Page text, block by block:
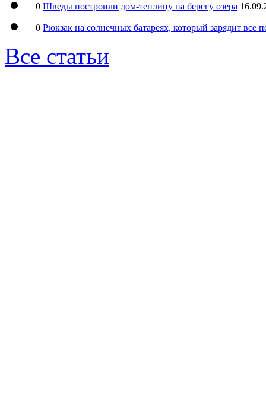
0 Шведы построили дом-теплицу на берегу озера
0 Рюкзак на солнечных батареях, который зарядит все
Все статьи